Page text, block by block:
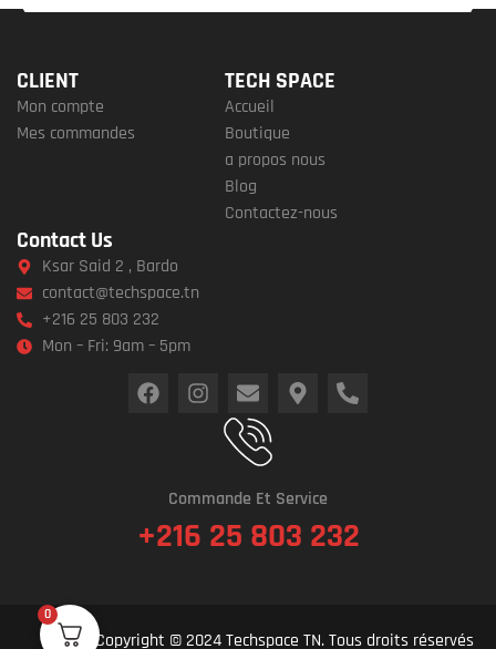
0
CLIENT
Mon compte
Mes commandes
TECH SPACE
Accueil
Boutique
a propos nous
Blog
Contactez-nous
Contact Us
Ksar Said 2 , Bardo
contact@techspace.tn
+216 25 803 232
Mon – Fri: 9am – 5pm
Commande Et Service
+216 25 803 232
Copyright © 2024 Techspace TN. Tous droits réservés